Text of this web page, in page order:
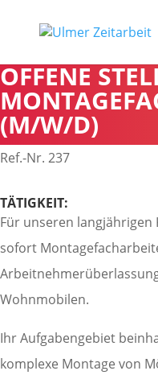
OFFENE
(M/W/D)
Ref.-Nr. 237
TÄTIGKEIT:
Für unseren langjährigen
sofort
Wohnmobilen.
Ihr Aufgabengebiet
komplexe Montage von